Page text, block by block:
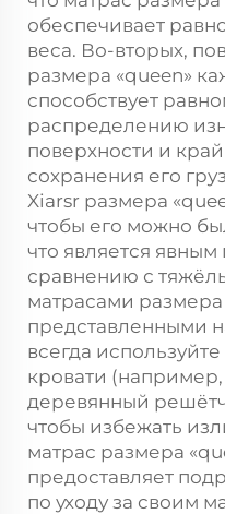
обеспечивает
веса. Во-вторых,
размера «queen»
способствует
распределению
поверхности и
сохранения его
Xiarsr размера
чтобы его можно
что является
сравнению с
матрасами размера
представленными
всегда
кровати
деревянный
чтобы избежать
матрас размера
предоставляет
по уходу за своим